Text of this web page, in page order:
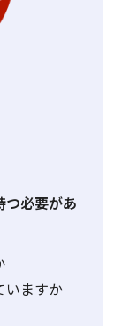
つ必要があ
いますか